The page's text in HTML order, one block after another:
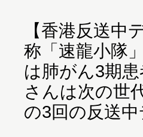
【香港反送中
称「速龍小隊
は肺がん3期
さんは次の世
の3回の反送